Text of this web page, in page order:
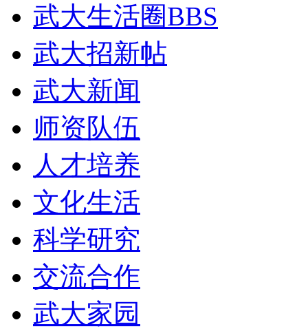
武大生活圈BBS
武大招新帖
武大新闻
师资队伍
人才培养
文化生活
科学研究
交流合作
武大家园